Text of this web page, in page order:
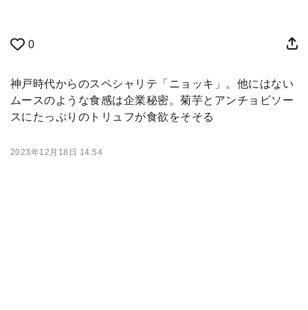
0
神戸時代からのスペシャリテ「ニョッキ」。他にはない
ムースのような食感は企業秘密。菊芋とアンチョビソー
スにたっぷりのトリュフが食欲をそそる
2023年12月18日 14:54